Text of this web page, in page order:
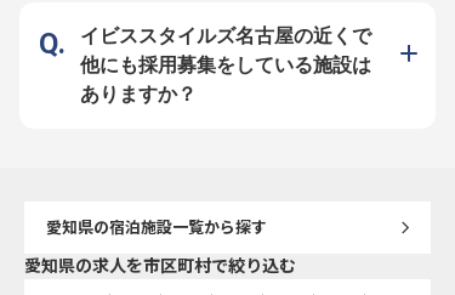
をバッ
大切にし
イビススタイルズ名古屋の近くで
他にも採用募集をしている施設は
ありますか？
愛知県の宿泊施設一覧から探す
愛知県の求人を市区町村で絞り込む